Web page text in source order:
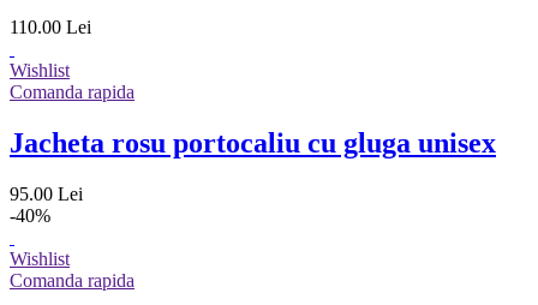
110.00 Lei
Wishlist
Comanda rapida
Jacheta rosu portocaliu cu gluga unisex
95.00 Lei
-40%
Wishlist
Comanda rapida